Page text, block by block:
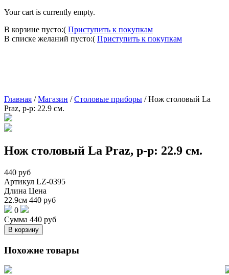
Your cart is currently empty.
В корзине пусто:( Приступить к покупкам
В списке желаний пусто:( Приступить к покупкам
Главная /Магазин /Столовые приборы /Нож столовый La
Praz, р-р: 22.9 см.
Нож столовый La Praz, р-р: 22.9 см.
440 руб
Артикул LZ-0395
Длина Цена
22.9см 440 руб
0
Сумма 440 руб
В корзину
Похожие товары